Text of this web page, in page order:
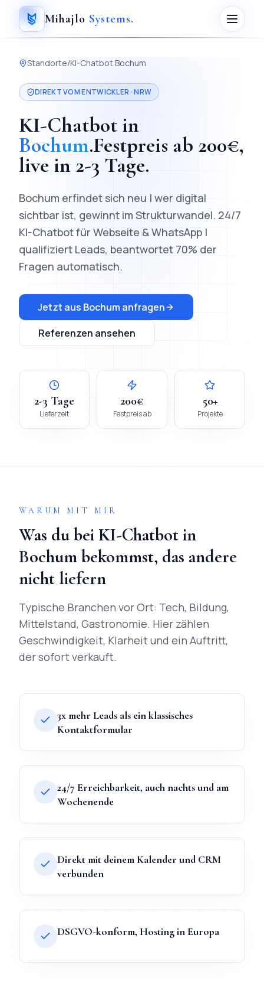
Mihajlo Systems.
Standorte/KI-ChatbotBochum
DIREKT VOM ENTWICKLER ·NRW
KI-Chatbot in
Bochum.Festpreis ab 200€,
live in 2-3 Tage.
Bochum erfindet sich neu | wer digital
sichtbar ist, gewinnt im Strukturwandel. 24/7
KI-Chatbot für Webseite & WhatsApp |
qualifiziert Leads, beantwortet 70% der
Fragen automatisch.
Jetzt aus Bochum anfragen
Referenzen ansehen
2-3 Tage
Lieferzeit
200€
Festpreis ab
50+
Projekte
WARUM MIT MIR
Was du beiKI-Chatbotin
Bochumbekommst, das andere
nicht liefern
Typische Branchen vor Ort: Tech, Bildung,
Mittelstand, Gastronomie. Hier zählen
Geschwindigkeit, Klarheit und ein Auftritt,
der sofort verkauft.
3x mehr Leads als ein klassisches
Kontaktformular
24/7 Erreichbarkeit, auch nachts und am
Wochenende
Direkt mit deinem Kalender und CRM
verbunden
DSGVO-konform, Hosting in Europa